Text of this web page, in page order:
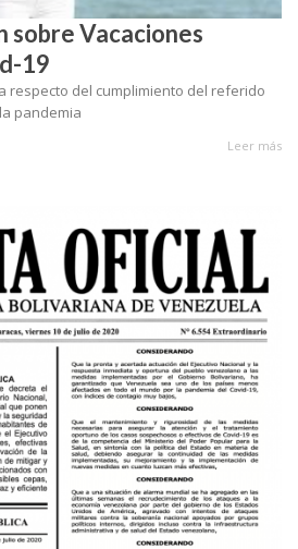
sobre Vacaciones
19
respecto del cumplimiento del referido
pandemia
Leer más